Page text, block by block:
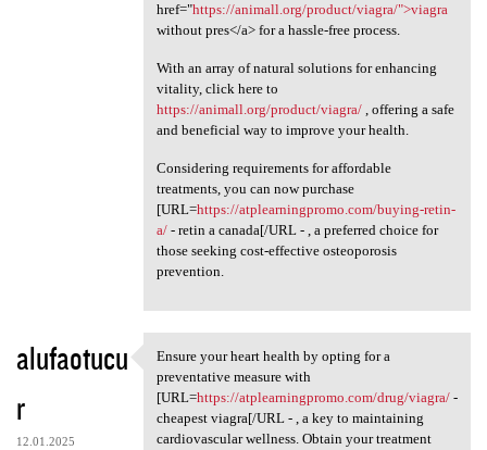
href="https://animall.org/product/viagra/">viagra
without pres</a> for a hassle-free process.
With an array of natural solutions for enhancing
vitality, click here to
https://animall.org/product/viagra/, offering a safe
and beneficial way to improve your health.
Considering requirements for affordable
treatments, you can now purchase
[URL=https://atplearningpromo.com/buying-retin-
a/- retin a canada[/URL - , a preferred choice for
those seeking cost-effective osteoporosis
prevention.
alufaotucu
r
12.01.2025
Ensure your heart health by
Ensure your heart health by opting for a
preventative measure with
[URL=https://atplearningpromo.com/drug/viagra/-
cheapest viagra[/URL - , a key to maintaining
cardiovascular wellness. Obtain your treatment